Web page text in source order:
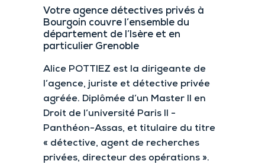
Votre agence détectives privés à
Bourgoin couvre l’ensemble du
département de l’Isère et en
particulier Grenoble
Alice POTTIEZ est la dirigeante de
l’agence, juriste et détective privée
agréée. Diplômée d’un Master II en
Droit de l’université Paris II -
Panthéon-Assas, et titulaire du titre
« détective, agent de recherches
privées, directeur des opérations ».